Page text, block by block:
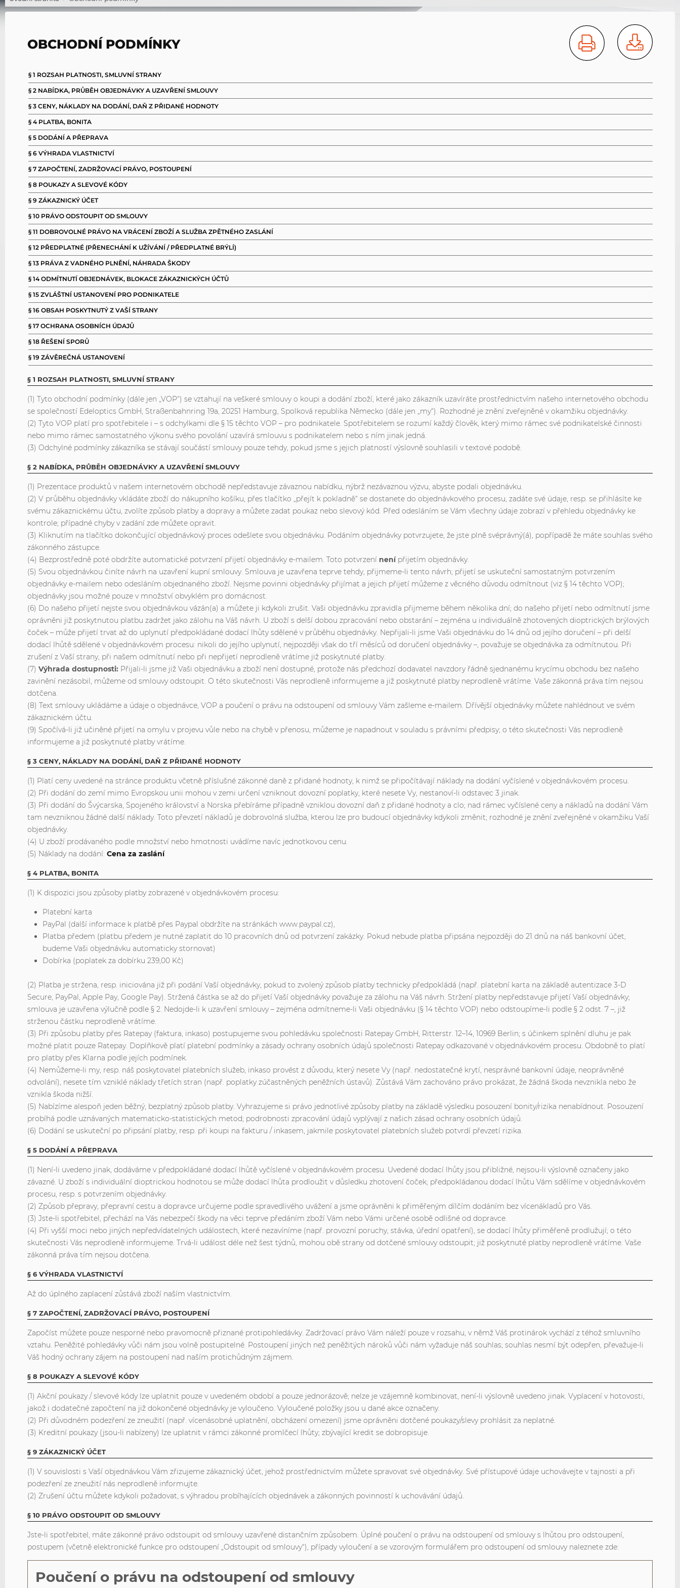
OBCHODNÍ PODMÍNKY
§ 1 ROZSAH PLATNOSTI, SMLUVNÍ STRANY
§ 2 NABÍDKA, PRŮBĚH OBJEDNÁVKY A UZAVŘENÍ SMLOUVY
§ 3 CENY, NÁKLADY NA DODÁNÍ, DAŇ Z PŘIDANÉ HODNOTY
§ 4 PLATBA, BONITA
§ 5 DODÁNÍ A PŘEPRAVA
§ 6 VÝHRADA VLASTNICTVÍ
§ 7 ZAPOČTENÍ, ZADRŽOVACÍ PRÁVO, POSTOUPENÍ
§ 8 POUKAZY A SLEVOVÉ KÓDY
§ 9 ZÁKAZNICKÝ ÚČET
§ 10 PRÁVO ODSTOUPIT OD SMLOUVY
§ 11 DOBROVOLNÉ PRÁVO NA VRÁCENÍ ZBOŽÍ A SLUŽBA ZPĚTNÉHO ZASLÁNÍ
§ 12 PŘEDPLATNÉ (PŘENECHÁNÍ K UŽÍVÁNÍ / PŘEDPLATNÉ BRÝLÍ)
§ 13 PRÁVA Z VADNÉHO PLNĚNÍ, NÁHRADA ŠKODY
§ 14 ODMÍTNUTÍ OBJEDNÁVEK, BLOKACE ZÁKAZNICKÝCH ÚČTŮ
§ 15 ZVLÁŠTNÍ USTANOVENÍ PRO PODNIKATELE
§ 16 OBSAH POSKYTNUTÝ Z VAŠÍ STRANY
§ 17 OCHRANA OSOBNÍCH ÚDAJŮ
§ 18 ŘEŠENÍ SPORŮ
§ 19 ZÁVĚREČNÁ USTANOVENÍ
§ 1 ROZSAH PLATNOSTI, SMLUVNÍ STRANY
(1) Tyto obchodní podmínky (dále jen „VOP“) se vztahují na veškeré smlouvy o koupi a dodání zboží, které jako zákazník uzavíráte prostřednictvím našeho internetového obchodu
se společností Edeloptics GmbH, Straßenbahnring 19a, 20251 Hamburg, Spolková republika Německo (dále jen „my“). Rozhodné je znění zveřejněné v okamžiku objednávky.
(2) Tyto VOP platí pro spotřebitele i – s odchylkami dle § 15 těchto VOP – pro podnikatele. Spotřebitelem se rozumí každý člověk, který mimo rámec své podnikatelské činnosti
nebo mimo rámec samostatného výkonu svého povolání uzavírá smlouvu s podnikatelem nebo s ním jinak jedná.
(3) Odchylné podmínky zákazníka se stávají součástí smlouvy pouze tehdy, pokud jsme s jejich platností výslovně souhlasili v textové podobě.
§ 2 NABÍDKA, PRŮBĚH OBJEDNÁVKY A UZAVŘENÍ SMLOUVY
(1) Prezentace produktů v našem internetovém obchodě nepředstavuje závaznou nabídku, nýbrž nezávaznou výzvu, abyste podali objednávku.
(2) V průběhu objednávky vkládáte zboží do nákupního košíku, přes tlačítko „přejít k pokladně“ se dostanete do objednávkového procesu, zadáte své údaje, resp. se přihlásíte ke
svému zákaznickému účtu, zvolíte způsob platby a dopravy a můžete zadat poukaz nebo slevový kód. Před odesláním se Vám všechny údaje zobrazí v přehledu objednávky ke
kontrole; případné chyby v zadání zde můžete opravit.
(3) Kliknutím na tlačítko dokončující objednávkový proces odešlete svou objednávku. Podáním objednávky potvrzujete, že jste plně svéprávný(á), popřípadě že máte souhlas svého
zákonného zástupce.
(4) Bezprostředně poté obdržíte automatické potvrzení přijetí objednávky e-mailem. Toto potvrzení nenípřijetím objednávky.
(5) Svou objednávkou činíte návrh na uzavření kupní smlouvy. Smlouva je uzavřena teprve tehdy, přijmeme-li tento návrh; přijetí se uskuteční samostatným potvrzením
objednávky e-mailem nebo odesláním objednaného zboží. Nejsme povinni objednávky přijímat a jejich přijetí můžeme z věcného důvodu odmítnout (viz § 14 těchto VOP);
objednávky jsou možné pouze v množství obvyklém pro domácnost.
(6) Do našeho přijetí nejste svou objednávkou vázán(a) a můžete ji kdykoli zrušit. Vaši objednávku zpravidla přijmeme během několika dní; do našeho přijetí nebo odmítnutí jsme
oprávněni již poskytnutou platbu zadržet jako zálohu na Váš návrh. U zboží s delší dobou zpracování nebo obstarání – zejména u individuálně zhotovených dioptrických brýlových
čoček – může přijetí trvat až do uplynutí předpokládané dodací lhůty sdělené v průběhu objednávky. Nepřijali-li jsme Vaši objednávku do 14 dnů od jejího doručení – při delší
dodací lhůtě sdělené v objednávkovém procesu: nikoli do jejího uplynutí, nejpozději však do tří měsíců od doručení objednávky –, považuje se objednávka za odmítnutou. Při
zrušení z Vaší strany, při našem odmítnutí nebo při nepřijetí neprodleně vrátíme již poskytnuté platby.
(7) Výhrada dostupnosti: Přijali-li jsme již Vaši objednávku a zboží není dostupné, protože nás předchozí dodavatel navzdory řádně sjednanému krycímu obchodu bez našeho
zavinění nezásobil, můžeme od smlouvy odstoupit. O této skutečnosti Vás neprodleně informujeme a již poskytnuté platby neprodleně vrátíme. Vaše zákonná práva tím nejsou
dotčena.
(8) Text smlouvy ukládáme a údaje o objednávce, VOP a poučení o právu na odstoupení od smlouvy Vám zašleme e-mailem. Dřívější objednávky můžete nahlédnout ve svém
zákaznickém účtu.
(9) Spočívá-li již učiněné přijetí na omylu v projevu vůle nebo na chybě v přenosu, můžeme je napadnout v souladu s právními předpisy; o této skutečnosti Vás neprodleně
informujeme a již poskytnuté platby vrátíme.
§ 3 CENY, NÁKLADY NA DODÁNÍ, DAŇ Z PŘIDANÉ HODNOTY
(1) Platí ceny uvedené na stránce produktu včetně příslušné zákonné daně z přidané hodnoty, k nimž se připočítávají náklady na dodání vyčíslené v objednávkovém procesu.
(2) Při dodání do zemí mimo Evropskou unii mohou v zemi určení vzniknout dovozní poplatky, které nesete Vy, nestanoví-li odstavec 3 jinak.
(3) Při dodání do Švýcarska, Spojeného království a Norska přebíráme případně vzniklou dovozní daň z přidané hodnoty a clo; nad rámec vyčíslené ceny a nákladů na dodání Vám
tam nevzniknou žádné další náklady. Toto převzetí nákladů je dobrovolná služba, kterou lze pro budoucí objednávky kdykoli změnit; rozhodné je znění zveřejněné v okamžiku Vaší
objednávky.
(4) U zboží prodávaného podle množství nebo hmotnosti uvádíme navíc jednotkovou cenu.
(5) Náklady na dodání: Cena za zaslání
§ 4 PLATBA, BONITA
(1) K dispozici jsou způsoby platby zobrazené v objednávkovém procesu:
Platební karta
PayPal (další informace k platbě přes Paypal obdržíte na stránkách www.paypal.cz),
Platba předem (platbu předem je nutné zaplatit do 10 pracovních dnů od potvrzení zakázky. Pokud nebude platba připsána nejpozději do 21 dnů na náš bankovní účet,
budeme Vaši objednávku automaticky stornovat)
Dobírka (poplatek za dobírku 239,00 Kč)
(2) Platba je stržena, resp. iniciována již při podání Vaší objednávky, pokud to zvolený způsob platby technicky předpokládá (např. platební karta na základě autentizace 3-D
Secure, PayPal, Apple Pay, Google Pay). Stržená částka se až do přijetí Vaší objednávky považuje za zálohu na Váš návrh. Stržení platby nepředstavuje přijetí Vaší objednávky;
smlouva je uzavřena výlučně podle § 2. Nedojde-li k uzavření smlouvy – zejména odmítneme-li Vaši objednávku (§ 14 těchto VOP) nebo odstoupíme-li podle § 2 odst. 7 –, již
strženou částku neprodleně vrátíme.
(3) Při způsobu platby přes Ratepay (faktura, inkaso) postupujeme svou pohledávku společnosti Ratepay GmbH, Ritterstr. 12–14, 10969 Berlin; s účinkem splnění dluhu je pak
možné platit pouze Ratepay. Doplňkově platí platební podmínky a zásady ochrany osobních údajů společnosti Ratepay odkazované v objednávkovém procesu. Obdobně to platí
pro platby přes Klarna podle jejích podmínek.
(4) Nemůžeme-li my, resp. náš poskytovatel platebních služeb, inkaso provést z důvodu, který nesete Vy (např. nedostatečné krytí, nesprávné bankovní údaje, neoprávněné
odvolání), nesete tím vzniklé náklady třetích stran (např. poplatky zúčastněných peněžních ústavů). Zůstává Vám zachováno právo prokázat, že žádná škoda nevznikla nebo že
vznikla škoda nižší.
(5) Nabízíme alespoň jeden běžný, bezplatný způsob platby. Vyhrazujeme si právo jednotlivé způsoby platby na základě výsledku posouzení bonity/rizika nenabídnout. Posouzení
probíhá podle uznávaných matematicko-statistických metod; podrobnosti zpracování údajů vyplývají z našich zásad ochrany osobních údajů.
(6) Dodání se uskuteční po připsání platby, resp. při koupi na fakturu / inkasem, jakmile poskytovatel platebních služeb potvrdí převzetí rizika.
§ 5 DODÁNÍ A PŘEPRAVA
(1) Není-li uvedeno jinak, dodáváme v předpokládané dodací lhůtě vyčíslené v objednávkovém procesu. Uvedené dodací lhůty jsou přibližné, nejsou-li výslovně označeny jako
závazné. U zboží s individuální dioptrickou hodnotou se může dodací lhůta prodloužit v důsledku zhotovení čoček; předpokládanou dodací lhůtu Vám sdělíme v objednávkovém
procesu, resp. s potvrzením objednávky.
(2) Způsob přepravy, přepravní cestu a dopravce určujeme podle spravedlivého uvážení a jsme oprávněni k přiměřeným dílčím dodáním bez vícenákladů pro Vás.
(3) Jste-li spotřebitel, přechází na Vás nebezpečí škody na věci teprve předáním zboží Vám nebo Vámi určené osobě odlišné od dopravce.
(4) Při vyšší moci nebo jiných nepředvídatelných událostech, které nezavíníme (např. provozní poruchy, stávka, úřední opatření), se dodací lhůty přiměřeně prodlužují; o této
skutečnosti Vás neprodleně informujeme. Trvá-li událost déle než šest týdnů, mohou obě strany od dotčené smlouvy odstoupit; již poskytnuté platby neprodleně vrátíme. Vaše
zákonná práva tím nejsou dotčena.
§ 6 VÝHRADA VLASTNICTVÍ
Až do úplného zaplacení zůstává zboží naším vlastnictvím.
§ 7 ZAPOČTENÍ, ZADRŽOVACÍ PRÁVO, POSTOUPENÍ
Započíst můžete pouze nesporné nebo pravomocně přiznané protipohledávky. Zadržovací právo Vám náleží pouze v rozsahu, v němž Váš protinárok vychází z téhož smluvního
vztahu. Peněžité pohledávky vůči nám jsou volně postupitelné. Postoupení jiných než peněžitých nároků vůči nám vyžaduje náš souhlas; souhlas nesmí být odepřen, převažuje-li
Váš hodný ochrany zájem na postoupení nad naším protichůdným zájmem.
§ 8 POUKAZY A SLEVOVÉ KÓDY
(1) Akční poukazy / slevové kódy lze uplatnit pouze v uvedeném období a pouze jednorázově; nelze je vzájemně kombinovat, není-li výslovně uvedeno jinak. Vyplacení v hotovosti,
jakož i dodatečné započtení na již dokončené objednávky je vyloučeno. Vyloučené položky jsou u dané akce označeny.
(2) Při důvodném podezření ze zneužití (např. vícenásobné uplatnění, obcházení omezení) jsme oprávněni dotčené poukazy/slevy prohlásit za neplatné.
(3) Kreditní poukazy (jsou-li nabízeny) lze uplatnit v rámci zákonné promlčecí lhůty; zbývající kredit se dobropisuje.
§ 9 ZÁKAZNICKÝ ÚČET
(1) V souvislosti s Vaší objednávkou Vám zřizujeme zákaznický účet, jehož prostřednictvím můžete spravovat své objednávky. Své přístupové údaje uchovávejte v tajnosti a při
podezření ze zneužití nás neprodleně informujte.
(2) Zrušení účtu můžete kdykoli požadovat, s výhradou probíhajících objednávek a zákonných povinností k uchovávání údajů.
§ 10 PRÁVO ODSTOUPIT OD SMLOUVY
Jste-li spotřebitel, máte zákonné právo odstoupit od smlouvy uzavřené distančním způsobem. Úplné poučení o právu na odstoupení od smlouvy s lhůtou pro odstoupení,
postupem (včetně elektronické funkce pro odstoupení „Odstoupit od smlouvy“), případy vyloučení a se vzorovým formulářem pro odstoupení od smlouvy naleznete zde:
Poučení o právu na odstoupení od smlouvy